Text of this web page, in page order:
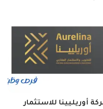
أوريليينا للاستثمار